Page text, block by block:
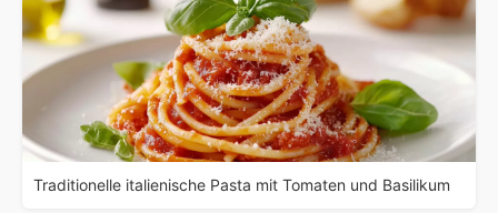
Traditionelle italienische Pasta mit Tomaten und Basilikum